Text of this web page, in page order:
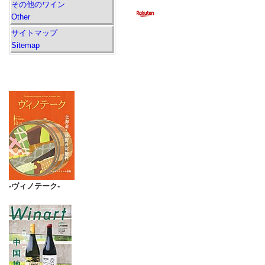
その他のワイン
Other
サイトマップ
Sitemap
-ヴィノテーク-